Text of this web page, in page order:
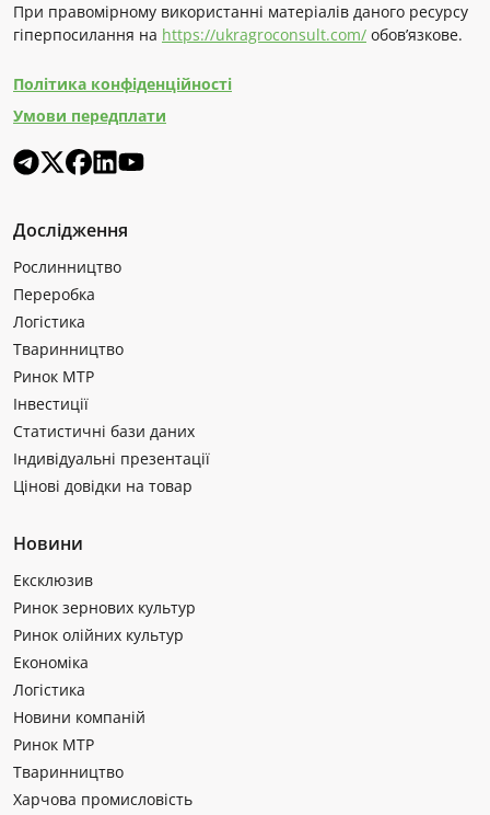
При правомірному використанні матеріалів даного ресурсу
гіперпосилання на https://ukragroconsult.com/ обов’язкове.
Політика конфіденційності
Умови передплати
Дослідження
Рослинництво
Переробка
Логістика
Тваринництво
Ринок МТР
Інвестиції
Статистичні бази даних
Індивідуальні презентації
Цінові довідки на товар
Новини
Ексклюзив
Ринок зернових культур
Ринок олійних культур
Економіка
Логістика
Новини компаній
Ринок МТР
Тваринництво
Харчова промисловість